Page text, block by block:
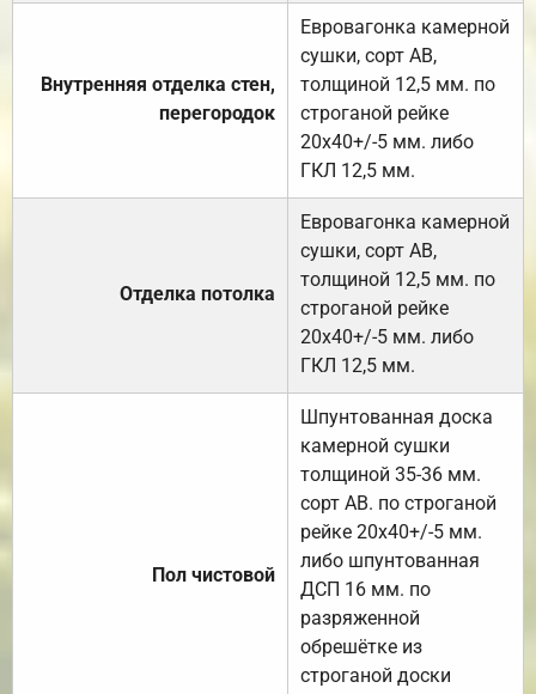
Внутренняя отделка стен,
перегородок
Евровагонка камерной
сушки, сорт АВ,
толщиной 12,5 мм. по
строганой рейке
20х40+/-5 мм. либо
ГКЛ 12,5 мм.
Отделка потолка
Евровагонка камерной
сушки, сорт АВ,
толщиной 12,5 мм. по
строганой рейке
20х40+/-5 мм. либо
ГКЛ 12,5 мм.
Пол чистовой
Шпунтованная доска
камерной сушки
толщиной 35-36 мм.
сорт АВ. по строганой
рейке 20х40+/-5 мм.
либо шпунтованная
ДСП 16 мм. по
разряженной
обрешётке из
строганой доски